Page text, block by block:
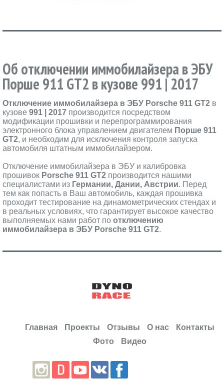
Об отключении иммобилайзера в ЭБУ
Порше 911 GT2 в кузове 991 | 2017
Отключение иммобилайзера в ЭБУ Porsche 911 GT2 в
кузове 991 | 2017 производится посредством
модификации прошивки и перепрограммирования
электронного блока управлением двигателем Порше 911
GT2, и необходим для исключения контроля запуска
автомобиля штатным иммобилайзером.
Отключение иммобилайзера в ЭБУ и калибровка
прошивок Porsche 911 GT2 производится нашими
специалистами из Германии, Дании, Австрии. Перед
тем как попасть в Ваш автомобиль, каждая прошивка
проходит тестирование на динамометрических стендах и
в реальных условиях, что гарантирует высокое качество
выполняемых нами работ по отключению
иммобилайзера в ЭБУ Porsche 911 GT2.
Главная Проекты Отзывы О нас
Контакты
Фото
Видео